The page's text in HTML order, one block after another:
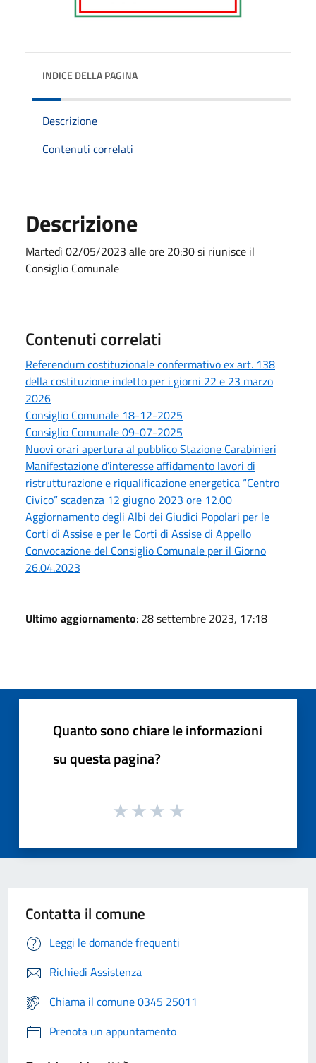
INDICE DELLA PAGINA
Descrizione
Contenuti correlati
Descrizione
Martedì 02/05/2023 alle ore 20:30 si riunisce il
Consiglio Comunale
Contenuti correlati
Referendum costituzionale confermativo ex art. 138
della costituzione indetto per i giorni 22 e 23 marzo
2026
Consiglio Comunale 18-12-2025
Consiglio Comunale 09-07-2025
Nuovi orari apertura al pubblico Stazione Carabinieri
Manifestazione d’interesse affidamento lavori di
ristrutturazione e riqualificazione energetica “Centro
Civico” scadenza 12 giugno 2023 ore 12.00
Aggiornamento degli Albi dei Giudici Popolari per le
Corti di Assise e per le Corti di Assise di Appello
Convocazione del Consiglio Comunale per il Giorno
26.04.2023
Ultimo aggiornamento: 28 settembre 2023, 17:18
Quanto sono chiare le informazioni
su questa pagina?
Contatta il comune
Leggi le domande frequenti
Richiedi Assistenza
Chiama il comune 0345 25011
Prenota un appuntamento